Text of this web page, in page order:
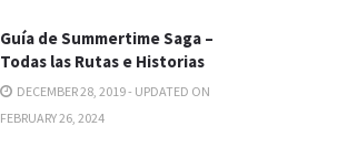
Guía de Summertime Saga –
Todas las Rutas e Historias
DECEMBER 28, 2019 - UPDATED ON
FEBRUARY 26, 2024